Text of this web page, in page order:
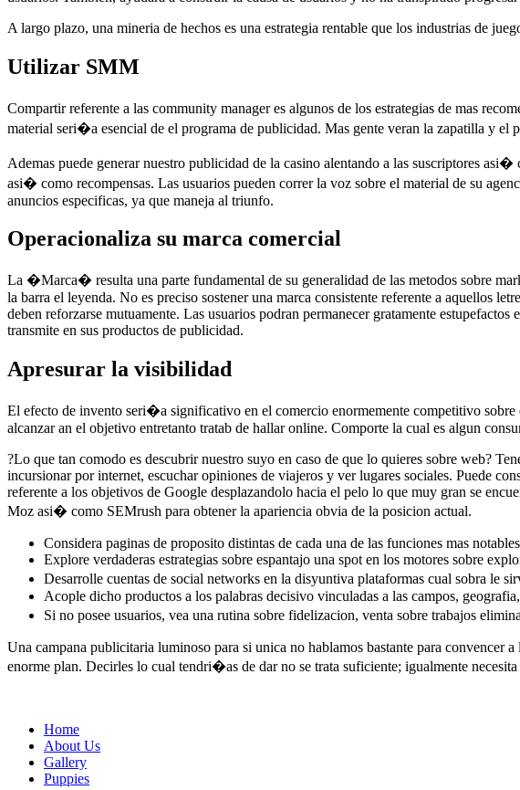
A largo plazo, una mineria de hechos es una estrategia rentable que los industrias de
Utilizar SMM
Compartir referente a las community manager es algunos de los estrategias de mas
material seri�a esencial de el programa de publicidad. Mas gente veran la zapatilla y el
Ademas puede generar nuestro publicidad de la casino alentando a las suscriptores asi�
asi� como recompensas. Las usuarios pueden correr la voz sobre el material de su
anuncios especificas, ya que maneja al triunfo.
Operacionaliza su marca comercial
La �Marca� resulta una parte fundamental de su generalidad de las metodos sobre
la barra el leyenda. No es preciso sostener una marca consistente referente a aquellos
deben reforzarse mutuamente. Las usuarios podran permanecer gratamente
transmite en sus productos de publicidad.
Apresurar la visibilidad
El efecto de invento seri�a significativo en el comercio enormemente competitivo
alcanzar an el objetivo entretanto tratab de hallar online. Comporte la cual es algun
?Lo que tan comodo es descubrir nuestro suyo en caso de que lo quieres sobre web?
incursionar por internet, escuchar opiniones de viajeros y ver lugares sociales. Puede
referente a los objetivos de Google desplazandolo hacia el pelo lo que muy gran se
Moz asi� como SEMrush para obtener la apariencia obvia de la posicion actual.
Considera paginas de proposito distintas de cada una de las funciones mas
Explore verdaderas estrategias sobre espantajo una spot en los motores sobre
Desarrolle cuentas de social networks en la disyuntiva plataformas cual sobra le
Acople dicho productos a los palabras decisivo vinculadas a las campos,
Si no posee usuarios, vea una rutina sobre fidelizacion, venta sobre trabajos
Una campana publicitaria luminoso para si unica no hablamos bastante para convencer
enorme plan. Decirles lo cual tendri�as de dar no se trata suficiente; igualmente
Home
About Us
Gallery
Puppies